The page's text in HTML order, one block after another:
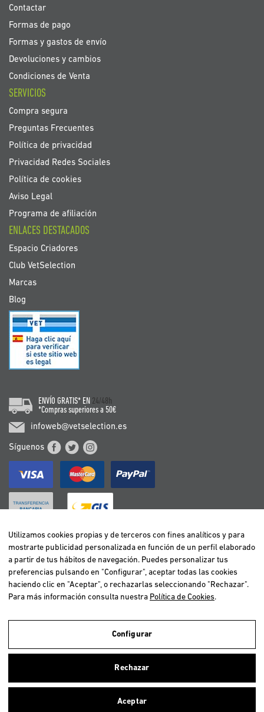
Utilizamos cookies propias y de terceros para realizar el análisis de la
navegación de los usuarios y de este modo poder ofrecer un mejor
ellas. Para más información clicaaquí.
Contactar
Formas de pago
Formas y gastos de envío
Devoluciones y cambios
Condiciones de Venta
SERVICIOS
Compra segura
Preguntas Frecuentes
Política de privacidad
Privacidad Redes Sociales
Política de cookies
Aviso Legal
Programa de afiliación
ENLACES DESTACADOS
Espacio Criadores
Club VetSelection
Marcas
Blog
ENVÍO GRATIS* EN 24/48h
*Compras superiores a 50€
infoweb@vetselection.es
Síguenos
BELGIË / BELGIQUE
DEUTSCHLAND
ESPAÑA
FRANCE
ITALIA
NEDERLAND
ÖSTERREICH
PORTUGAL
Copyright © 2026 Vetselection. Tienda de animales online. Todos los
Utilizamos cookies propias y de terceros con fines analíticos y para
mostrarte publicidad personalizada en función de un perfil elaborado
a partir de tus hábitos de navegación. Puedes personalizar tus
preferencias pulsando en "Configurar", aceptar todas las cookies
haciendo clic en "Aceptar", o rechazarlas seleccionando "Rechazar".
Para más información consulta nuestra Política de Cookies.
Configurar
Rechazar
Aceptar